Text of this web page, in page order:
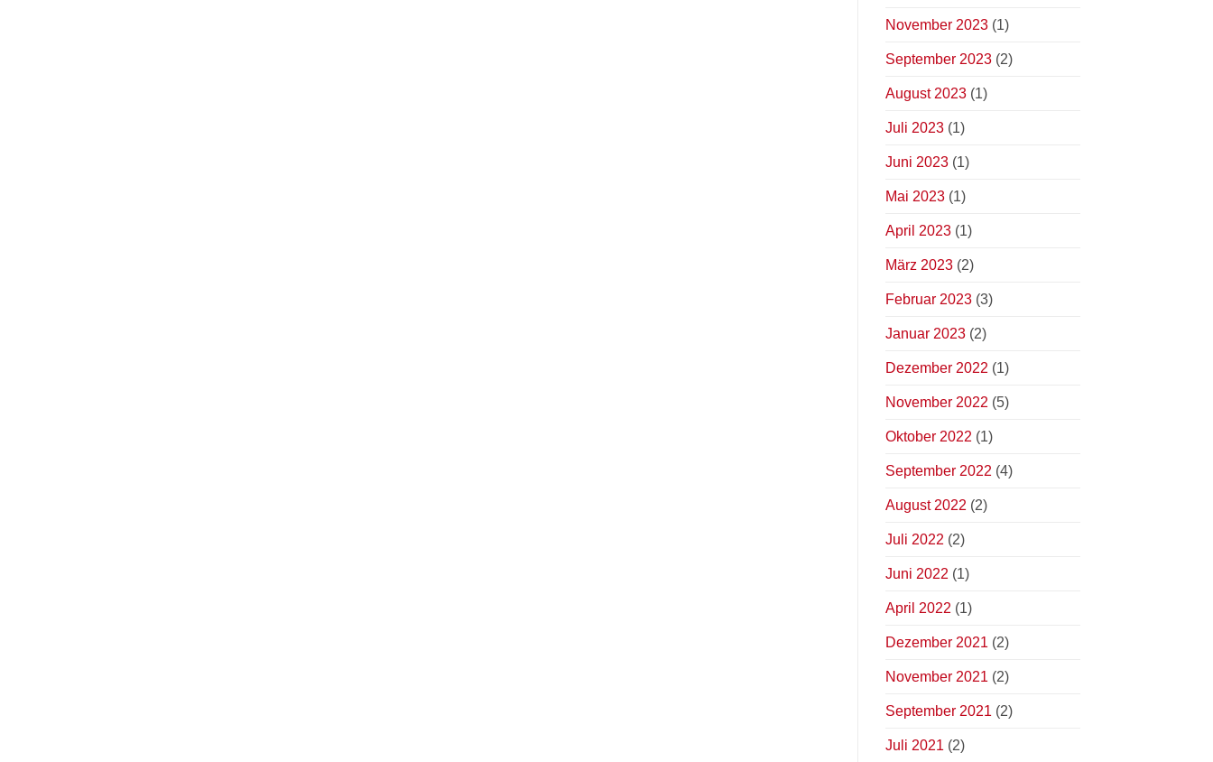
November 2023(1)
September 2023(2)
August 2023(1)
Juli 2023(1)
Juni 2023(1)
Mai 2023(1)
April 2023(1)
März 2023(2)
Februar 2023(3)
Januar 2023(2)
Dezember 2022 (1)
November 2022 (5)
Oktober 2022 (1)
September 2022 (4)
August 2022 (2)
Juli 2022 (2)
Juni 2022 (1)
April 2022 (1)
Dezember 2021 (2)
November 2021 (2)
September 2021 (2)
Juli 2021 (2)